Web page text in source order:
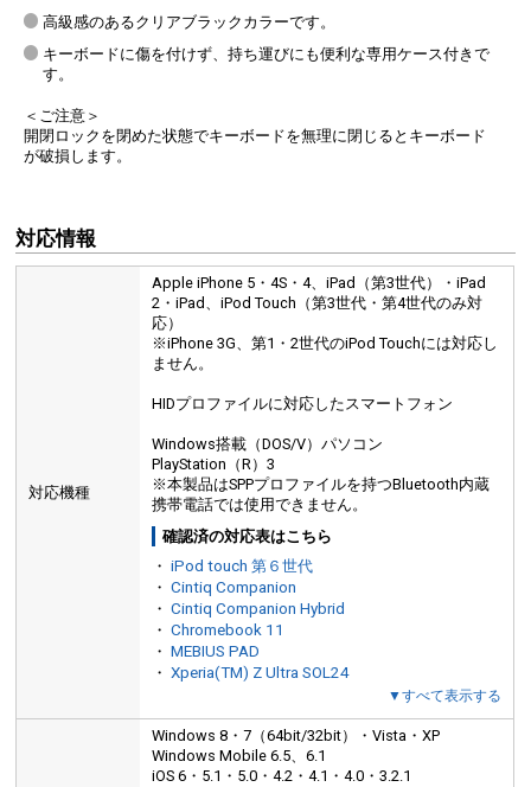
高級感のあるクリアブラックカラーです。
キーボードに傷を付けず、持ち運びにも便利な専用ケース付きで
す。
＜ご注意＞
開閉ロックを閉めた状態でキーボードを無理に閉じるとキーボード
が破損します。
対応情報
対応機種
Apple iPhone 5・4S・4、iPad（第3世代）・iPad
2・iPad、iPod Touch（第3世代・第4世代のみ対
応）
※iPhone 3G、第1・2世代のiPod Touchには対応し
ません。
HIDプロファイルに対応したスマートフォン
Windows搭載（DOS/V）パソコン
PlayStation（R）3
※本製品はSPPプロファイルを持つBluetooth内蔵
携帯電話では使用できません。
確認済の対応表はこちら
・iPod touch 第６世代
・Cintiq Companion
・Cintiq Companion Hybrid
・Chromebook 11
・MEBIUS PAD
・Xperia(TM) Z Ultra SOL24
▼すべて表示する
Windows 8・7（64bit/32bit）・Vista・XP
Windows Mobile 6.5、6.1
iOS 6・5.1・5.0・4.2・4.1・4.0・3.2.1